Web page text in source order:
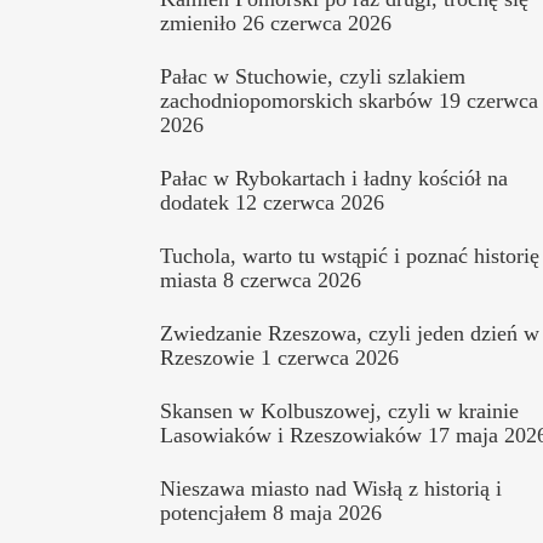
zmieniło 26 czerwca 2026
Pałac w Stuchowie, czyli szlakiem
zachodniopomorskich skarbów 19 czerwca
2026
Pałac w Rybokartach i ładny kościół na
dodatek 12 czerwca 2026
Tuchola, warto tu wstąpić i poznać historię
miasta 8 czerwca 2026
Zwiedzanie Rzeszowa, czyli jeden dzień w
Rzeszowie 1 czerwca 2026
Skansen w Kolbuszowej, czyli w krainie
Lasowiaków i Rzeszowiaków 17 maja
Nieszawa miasto nad Wisłą z historią i
potencjałem 8 maja 2026